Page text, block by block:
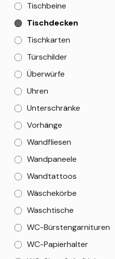
Tischbeine
Tischdecken
Tischkarten
Türschilder
Überwürfe
Uhren
Unterschränke
Vorhänge
Wandfliesen
Wandpaneele
Wandtattoos
Wäschekörbe
Waschtische
WC-Bürstengarnituren
WC-Papierhalter